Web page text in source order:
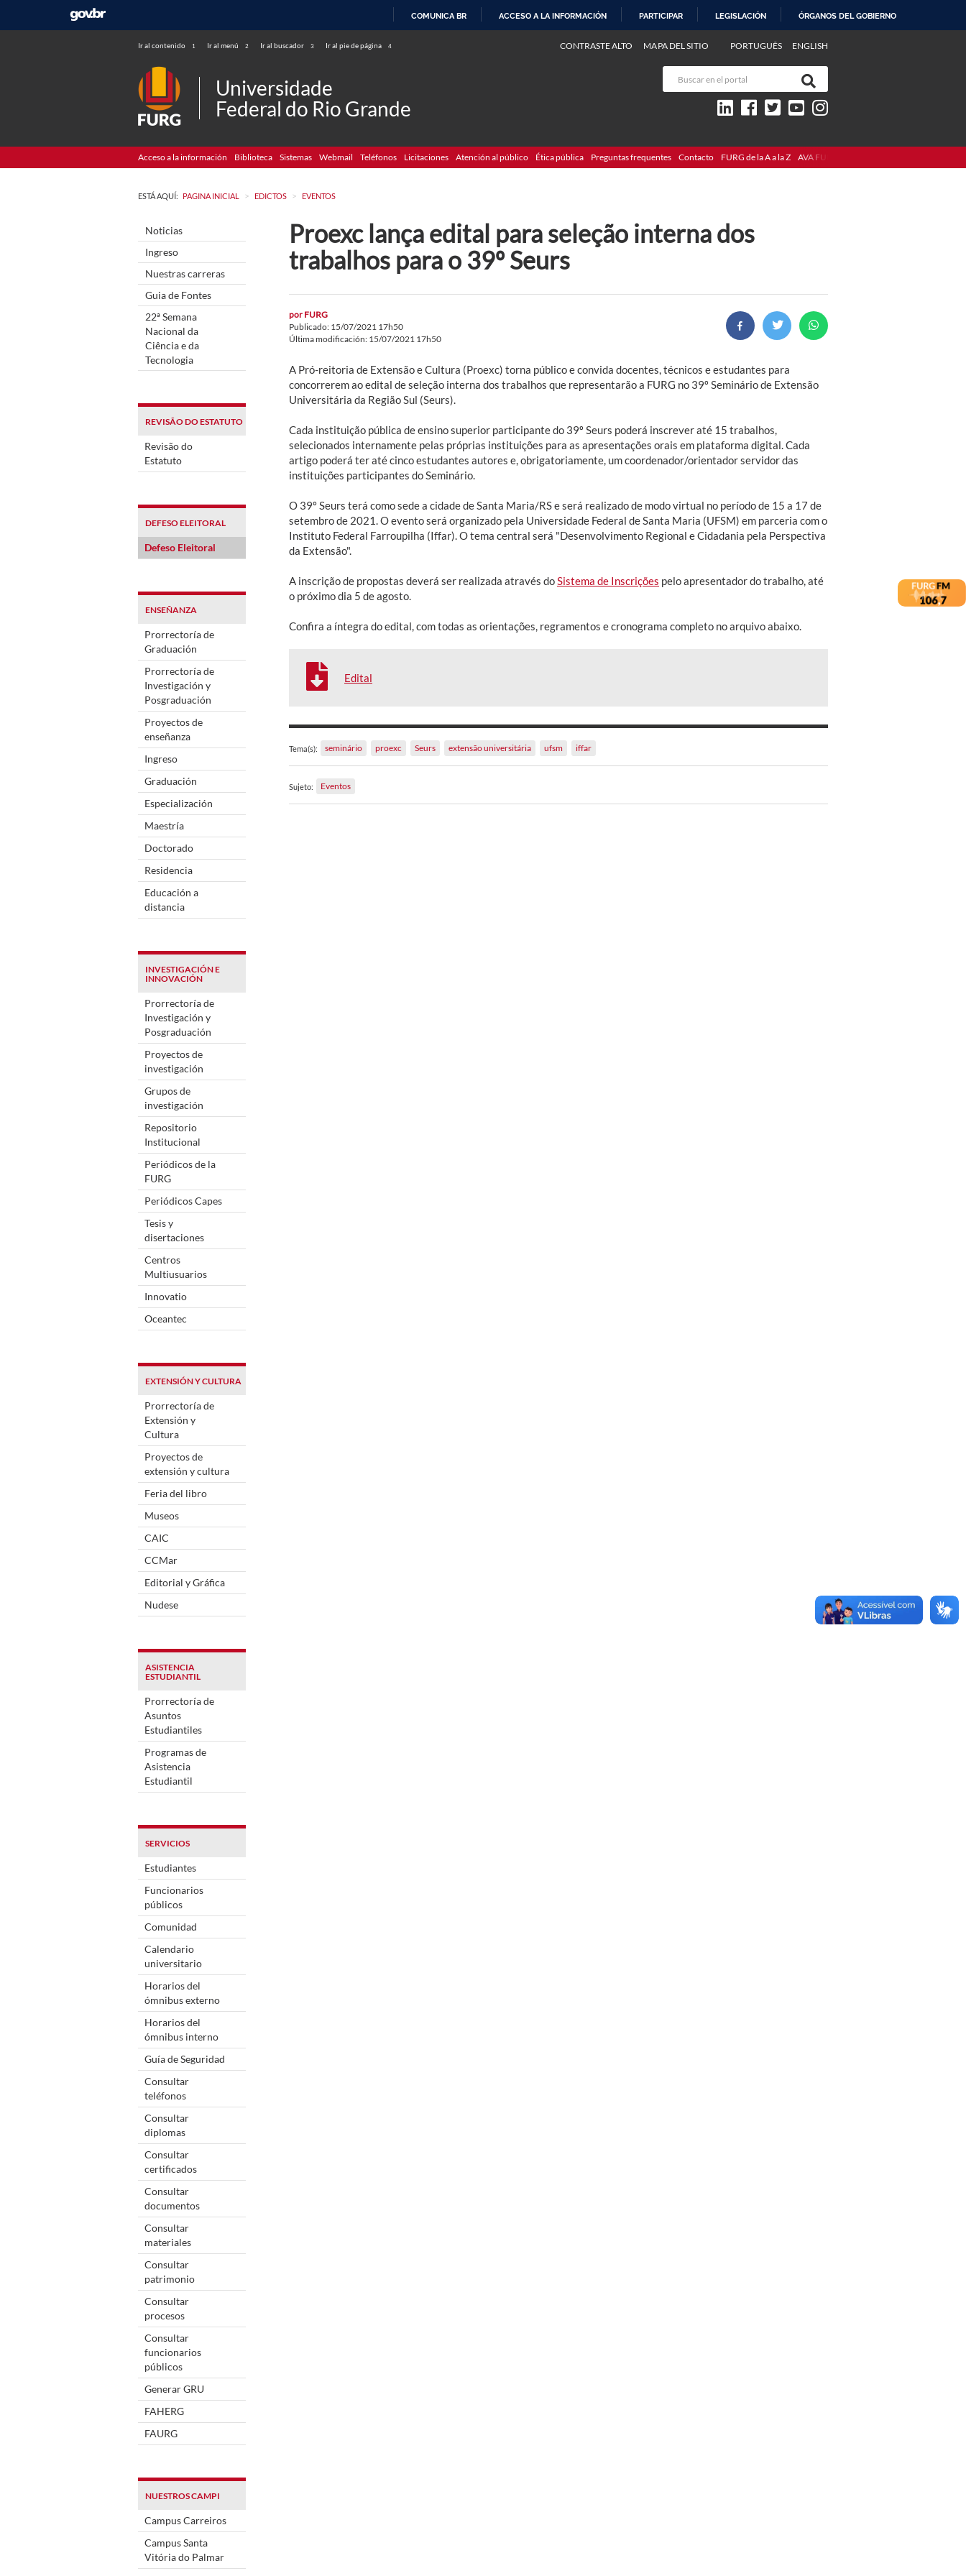
COMUNICA BR ACCESO A LA INFORMACIÓN PARTICIPAR LEGISLACIÓN ÓRGANOS DEL GOBIERNO
Ir al contenido 1 Ir al menú 2 Ir al buscador 3 Ir al pie de página 4 PORTUGUÊS ENGLISH
CONTRASTE ALTO MAPA DEL SITIO
Universidade
Federal do Rio Grande
Acceso a la información Biblioteca Sistemas Webmail Teléfonos Licitaciones Atención al público Ética pública Preguntas frequentes Contacto FURG de la A a la Z AVA FURG
ESTÁ AQUÍ: PAGINA INICIAL > EDICTOS > EVENTOS
Noticias
Ingreso
Nuestras carreras
Guia de Fontes
22ª Semana
Nacional da
Ciência e da
Tecnologia
REVISÃO DO ESTATUTO
Revisão do
Estatuto
DEFESO ELEITORAL
Defeso Eleitoral
ENSEÑANZA
Prorrectoría de
Graduación
Prorrectoría de
Investigación y
Posgraduación
Proyectos de
enseñanza
Ingreso
Graduación
Especialización
Maestría
Doctorado
Residencia
Educación a
distancia
INVESTIGACIÓN E
INNOVACIÓN
Prorrectoría de
Investigación y
Posgraduación
Proyectos de
investigación
Grupos de
investigación
Repositorio
Institucional
Periódicos de la
FURG
Periódicos Capes
Tesis y
disertaciones
Centros
Multiusuarios
Innovatio
Oceantec
EXTENSIÓN Y CULTURA
Prorrectoría de
Extensión y
Cultura
Proyectos de
extensión y cultura
Feria del libro
Museos
CAIC
CCMar
Editorial y Gráfica
Nudese
ASISTENCIA
ESTUDIANTIL
Prorrectoría de
Asuntos
Estudiantiles
Programas de
Asistencia
Estudiantil
SERVICIOS
Estudiantes
Funcionarios
públicos
Comunidad
Calendario
universitario
Horarios del
ómnibus externo
Horarios del
ómnibus interno
Guía de Seguridad
Consultar
teléfonos
Consultar
diplomas
Consultar
certificados
Consultar
documentos
Consultar
materiales
Consultar
patrimonio
Consultar
procesos
Consultar
funcionarios
públicos
Generar GRU
FAHERG
FAURG
NUESTROS CAMPI
Campus Carreiros
Campus Santa
Vitória do Palmar
Proexc lança edital para seleção interna dos
trabalhos para o 39º Seurs
por FURG
Publicado: 15/07/2021 17h50
Última modificación: 15/07/2021 17h50
A Pró-reitoria de Extensão e Cultura (Proexc) torna público e convida docentes, técnicos e estudantes para
concorrerem ao edital de seleção interna dos trabalhos que representarão a FURG no 39º Seminário de Extensão
Universitária da Região Sul (Seurs).
Cada instituição pública de ensino superior participante do 39º Seurs poderá inscrever até 15 trabalhos,
selecionados internamente pelas próprias instituições para as apresentações orais em plataforma digital. Cada
artigo poderá ter até cinco estudantes autores e, obrigatoriamente, um coordenador/orientador servidor das
instituições participantes do Seminário.
O 39º Seurs terá como sede a cidade de Santa Maria/RS e será realizado de modo virtual no período de 15 a 17 de
setembro de 2021. O evento será organizado pela Universidade Federal de Santa Maria (UFSM) em parceria com o
Instituto Federal Farroupilha (Iffar). O tema central será "Desenvolvimento Regional e Cidadania pela Perspectiva
da Extensão".
A inscrição de propostas deverá ser realizada através do Sistema de Inscrições pelo apresentador do trabalho, até
o próximo dia 5 de agosto.
Confira a íntegra do edital, com todas as orientações, regramentos e cronograma completo no arquivo abaixo.
Edital
Tema(s): seminário proexc Seurs extensão universitária ufsm iffar
Sujeto: Eventos